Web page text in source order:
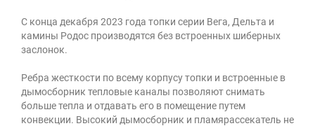
С конца декабря 2023 года топки серии Вега, Дельта и
камины Родос производятся без встроенных шиберных
заслонок.
Ребра жесткости по всему корпусу топки и встроенные в
дымосборник тепловые каналы позволяют снимать
больше тепла и отдавать его в помещение путем
конвекции. Высокий дымосборник и пламярассекатель не